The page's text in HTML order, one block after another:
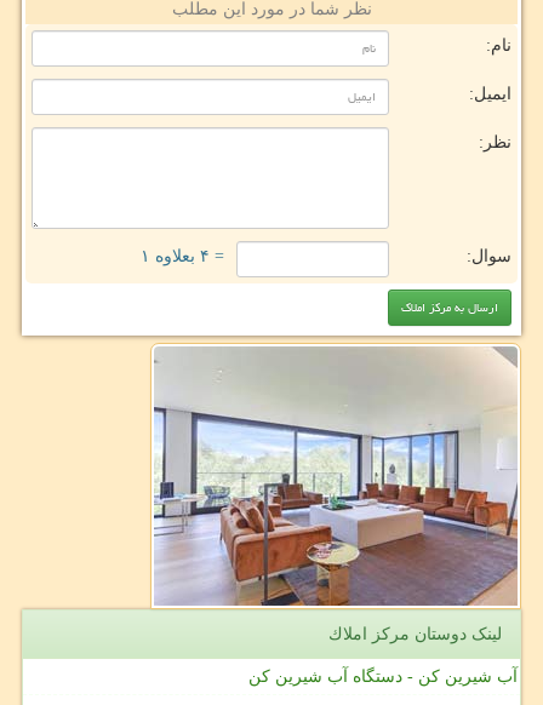
نظر شما در مورد این مطلب
نام:
ایمیل:
نظر:
سوال: = ۴ بعلاوه ۱
لینک دوستان مركز املاك
آب شیرین کن - دستگاه آب شیرین کن